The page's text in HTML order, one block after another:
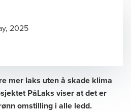
mer laks uten å skade klima
PåLaks viser at det er
omstilling i alle ledd.
2025